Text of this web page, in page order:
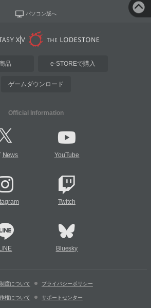
パソコン版へ
品 e-STOREで購入
ゲームダウンロード
Official Information
News YouTube
Twitch
LINE Bluesky
度について プライバシーポリシー
権について サポートセンター